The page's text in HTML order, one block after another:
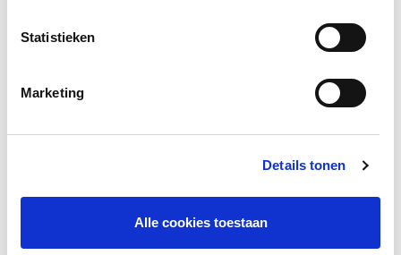
Statistieken
Marketing
Details tonen
Alle cookies toestaan
Er is ook een relatie tussen risico- en
informatie over een ramp of crisis al eens hebt
gehoord. Door doeltreffende risicocommunicatie,
Bij de Veiligheidsregio Brabant-Zuidoost vinden we